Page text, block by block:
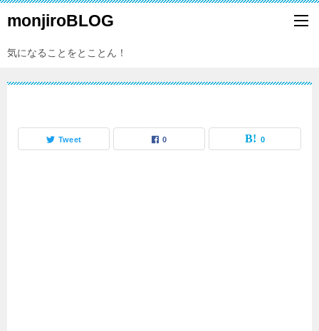
monjiroBLOG
気になることをとことん！
Tweet 0 0